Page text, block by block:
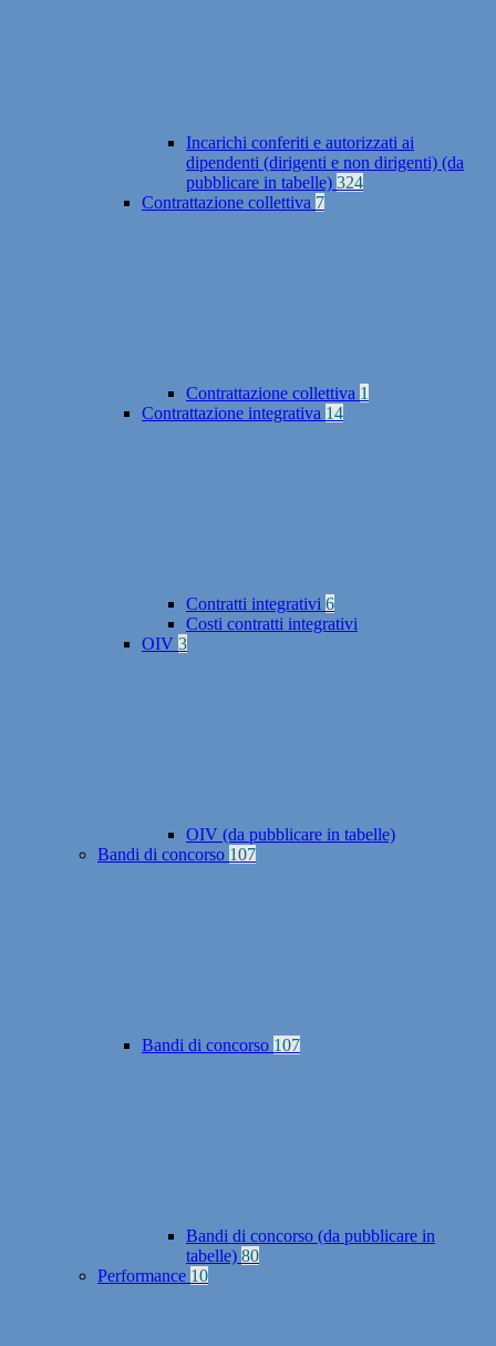
Incarichi conferiti e autorizzati ai
dipendenti (dirigenti e non dirigenti) (da
pubblicare in tabelle) 324
Contrattazione collettiva 7
Contrattazione collettiva 1
Contrattazione integrativa 14
Contratti integrativi 6
Costi contratti integrativi
OIV 3
OIV (da pubblicare in tabelle)
Bandi di concorso 107
Bandi di concorso 107
Bandi di concorso (da pubblicare in
tabelle) 80
Performance 10